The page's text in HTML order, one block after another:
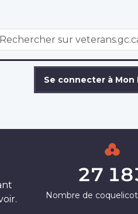
Se connecter à Mon
27
Nombre de